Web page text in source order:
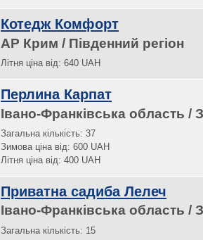
Котедж Комфорт
АР Крим / Південний регіон
Літня ціна від: 640 UAH
Перлина Карпат
Івано-Франківська область /
Загальна кількість: 37
Зимова ціна від: 600 UAH
Літня ціна від: 400 UAH
Приватна садиба Лелеч
Івано-Франківська область /
Загальна кількість: 15